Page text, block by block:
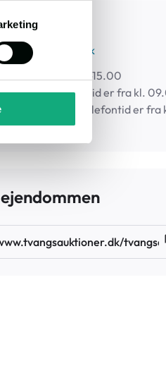
84 00
fredag 8.30-15.00
telefontid er fra kl.
Skifterettens telefontid er fra
– 12.00